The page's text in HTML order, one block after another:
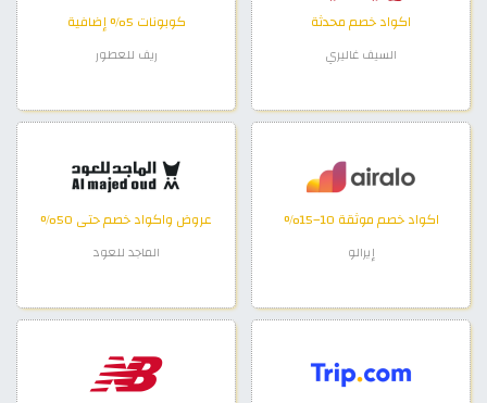
اكواد خصم محدثة
السيف غاليري
كوبونات 5% إضافية
ريف للعطور
اكواد خصم موثقة 10–15%
إيرالو
عروض واكواد خصم حتى 50%
الماجد للعود